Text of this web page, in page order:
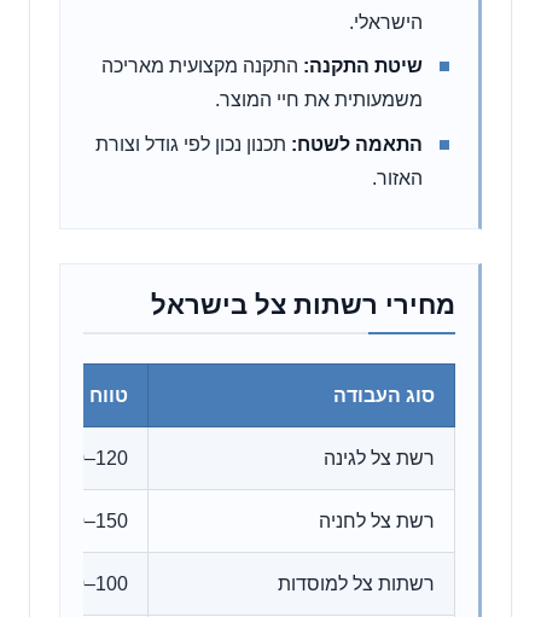
הישראלי.
שיטת התקנה: התקנה מקצועית מאריכה
משמעותית את חיי המוצר.
התאמה לשטח: תכנון נכון לפי גודל וצורת
האזור.
מחירי רשתות צל בישראל
סוג העבודה טווח מחיר
רשת צל לגינה 120–250 ₪ למ"ר
רשת צל לחניה 150–300 ₪ למ"ר
רשתות צל למוסדות 100–220 ₪ למ"ר